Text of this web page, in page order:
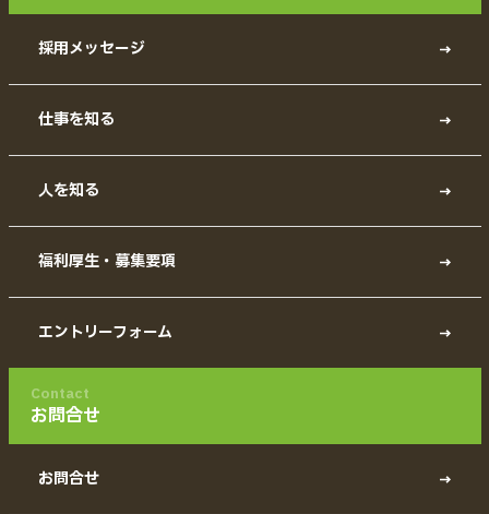
採用メッセージ
仕事を知る
人を知る
福利厚生・募集要項
エントリーフォーム
Contact
お問合せ
お問合せ